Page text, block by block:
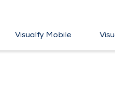
Visualfy Mobile